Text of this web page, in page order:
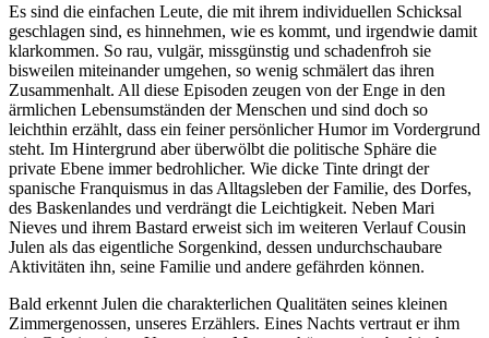
Es sind die einfachen Leute, die mit ihrem individuellen Schicksal
geschlagen sind, es hinnehmen, wie es kommt, und irgendwie damit
klarkommen. So rau, vulgär, missgünstig und schadenfroh sie
bisweilen miteinander umgehen, so wenig schmälert das ihren
Zusam­men­halt. All diese Episoden zeugen von der Enge in den
ärmlichen Lebens­umstän­den der Menschen und sind doch so
leichthin erzählt, dass ein feiner persön­licher Humor im Vordergrund
steht. Im Hintergrund aber überwölbt die politische Sphäre die
private Ebene immer bedroh­licher. Wie dicke Tinte dringt der
spanische Franquismus in das Alltags­leben der Familie, des Dorfes,
des Basken­landes und verdrängt die Leich­tigkeit. Neben Mari
Nieves und ihrem Bastard erweist sich im weiteren Verlauf Cousin
Julen als das eigentliche Sorgenkind, dessen undurch­schau­bare
Aktivitäten ihn, seine Familie und andere gefährden können.
Bald erkennt Julen die charakterlichen Qualitäten seines kleinen
Zimmer­genos­sen, unseres Erzählers. Eines Nachts vertraut er ihm